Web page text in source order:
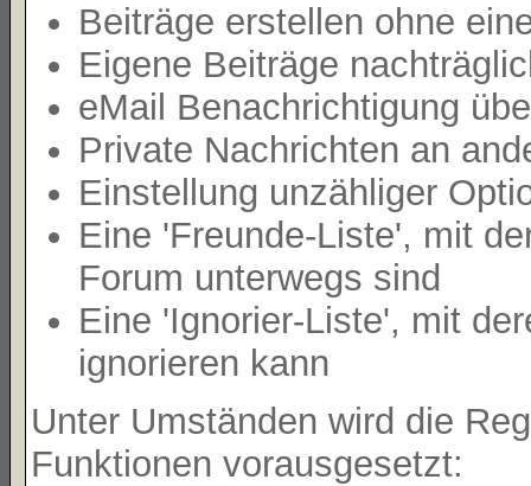
Beiträge erstellen ohne
Eigene Beiträge
eMail Benachrichtigung
Private Nachrichten an
Einstellung unzähliger
Eine 'Freunde-Liste', mit
Forum unterwegs sind
Eine 'Ignorier-Liste', mit
ignorieren kann
Unter Umständen wird die
Funktionen vorausgesetzt: